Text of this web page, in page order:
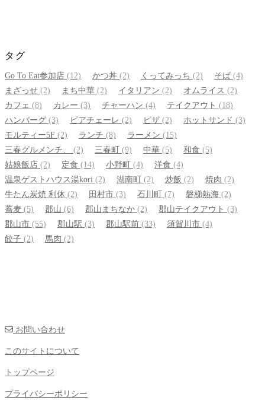
タグ
Go To Eat参加店 (12) かつ丼 (2) くってみっち (2) そば (4)
まざっせ (2) まち中華 (2) イタリアン (2) オムライス (2)
カフェ (8) カレー (3) チャーハン (4) テイクアウト (18)
ハンバーグ (3) ピアチェーレ (2) ピザ (2) ホットサンド (3)
モルティー5F (2) ランチ (8) ラーメン (15)
三春グルメンチ、
(2) 三春町 (9) 中華 (5) 和食 (5)
姑娘飯店 (2) 定食 (14) 小野町 (4) 洋食 (4)
温泉ゲストハウス湯kori (2) 湖南町 (2) 炒飯 (2) 焼肉 (2)
牛たん炭焼 利休 (2) 田村市 (3) 石川町 (7) 磐梯熱海 (2)
蕎麦 (5) 郡山 (6) 郡山まちなか (2) 郡山テイクアウト (3)
郡山市 (55) 郡山駅 (3) 郡山駅前 (33) 須賀川市 (4)
餃子 (2) 馬肉 (2)
お問い合わせ
このサイトについて
トップページ
プライバシーポリシー